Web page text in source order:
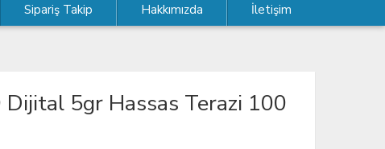
Sipariş Takip Hakkımızda İletişim
5gr Hassas Terazi 100